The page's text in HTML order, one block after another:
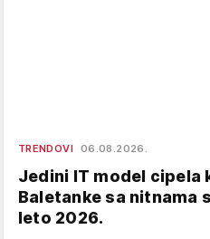
TRENDOVI 06.08.2026.
Jedini IT model cipela
Baletanke sa nitnama
leto 2026.